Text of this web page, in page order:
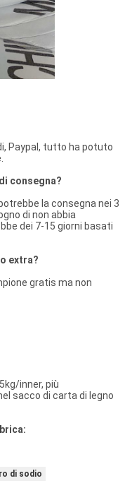
Paypal, tutto ha potuto
consegna?
la consegna nei 3
di non abbia
dei 7-15 giorni basati
extra?
gratis ma non
inner, più
sacco di carta di legno
di sodio